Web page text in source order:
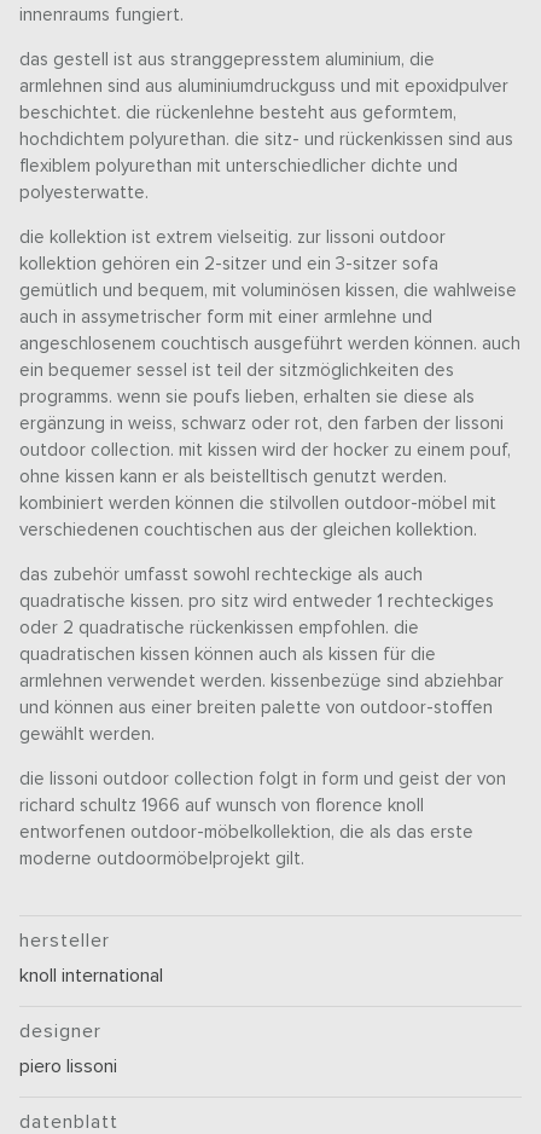
innenraums fungiert.
das gestell ist aus stranggepresstem aluminium, die
armlehnen sind aus aluminiumdruckguss und mit epoxidpulver
beschichtet. die rückenlehne besteht aus geformtem,
hochdichtem polyurethan. die sitz- und rückenkissen sind aus
flexiblem polyurethan mit unterschiedlicher dichte und
polyesterwatte.
die kollektion ist extrem vielseitig. zur lissoni outdoor
kollektion gehören ein 2-sitzer und ein 3-sitzer sofa
gemütlich und bequem, mit voluminösen kissen, die wahlweise
auch in assymetrischer form mit einer armlehne und
angeschlosenem couchtisch ausgeführt werden können. auch
ein bequemer sessel ist teil der sitzmöglichkeiten des
programms. wenn sie poufs lieben, erhalten sie diese als
ergänzung in weiss, schwarz oder rot, den farben der lissoni
outdoor collection. mit kissen wird der hocker zu einem pouf,
ohne kissen kann er als beistelltisch genutzt werden.
kombiniert werden können die stilvollen outdoor-möbel mit
verschiedenen couchtischen aus der gleichen kollektion.
das zubehör umfasst sowohl rechteckige als auch
quadratische kissen. pro sitz wird entweder 1 rechteckiges
oder 2 quadratische rückenkissen empfohlen. die
quadratischen kissen können auch als kissen für die
armlehnen verwendet werden. kissenbezüge sind abziehbar
und können aus einer breiten palette von outdoor-stoffen
gewählt werden.
die lissoni outdoor collection folgt in form und geist der von
richard schultz 1966 auf wunsch von florence knoll
entworfenen outdoor-möbelkollektion, die als das erste
moderne outdoormöbelprojekt gilt.
hersteller
knoll international
designer
piero lissoni
datenblatt